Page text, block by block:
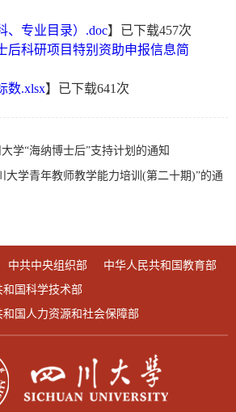
、专业目录）.doc】已下载457次
后科研项目特别资助申报信息简
数.xlsx】已下载641 次
学“海纳博士后”支持计划的通知
大学青年教师教学能力培训(第二十期)”的通
中共中央组织部
中华人民共和国教育部
和国科学技术部
和国人力资源和社会保障部